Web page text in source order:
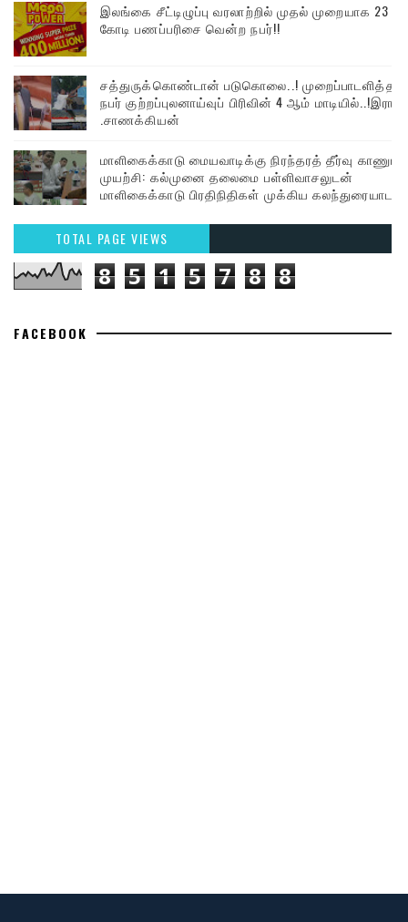
இலங்கை சீட்டிழுப்பு வரலாற்றில் முதல் முறையாக 23
கோடி பணப்பரிசை வென்ற நபர்!!
சத்துருக்கொண்டான் படுகொலை..! முறைப்பாடளித்த
நபர் குற்றப்புலனாய்வுப் பிரிவின் 4 ஆம் மாடியில்..!இரா
.சாணக்கியன்
மாளிகைக்காடு மையவாடிக்கு நிரந்தரத் தீர்வு காணும்
முயற்சி: கல்முனை தலைமை பள்ளிவாசலுடன்
மாளிகைக்காடு பிரதிநிதிகள் முக்கிய கலந்துரையாடல்
TOTAL PAGE VIEWS
8 5 1 5 7 8 8
FACEBOOK